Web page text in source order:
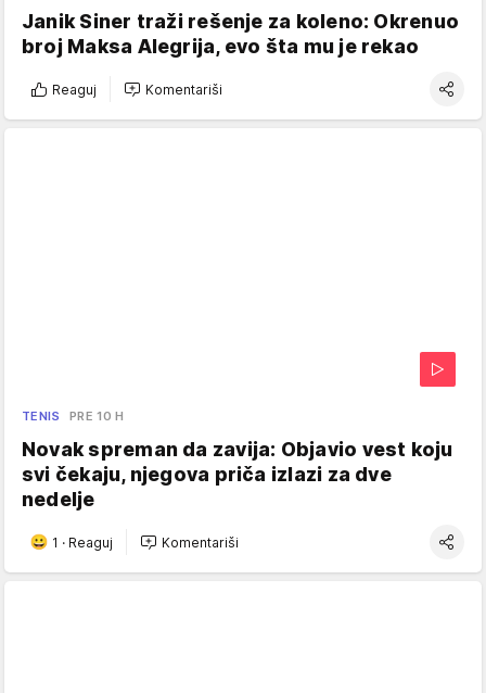
Janik Siner traži rešenje za koleno: Okrenuo
broj Maksa Alegrija, evo šta mu je rekao
Reaguj Komentariši
TENIS PRE 10 H
Novak spreman da zavija: Objavio vest koju
svi čekaju, njegova priča izlazi za dve
nedelje
1 · Reaguj Komentariši